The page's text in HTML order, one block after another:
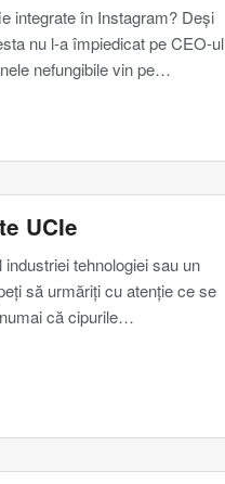
integrate în Instagram? Deși
nu l-a împiedicat pe CEO-ul
nefungibile vin pe…
UCIe
tehnologiei sau un
să urmăriți cu atenție ce se
că cipurile…